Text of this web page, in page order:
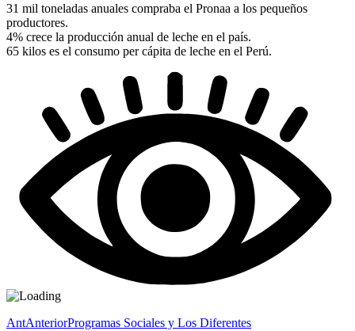
31 mil toneladas anuales compraba el Pronaa a los pequeños
productores.
4% crece la producción anual de leche en el país.
65 kilos es el consumo per cápita de leche en el Perú.
AntAnteriorProgramas Sociales y Los Diferentes